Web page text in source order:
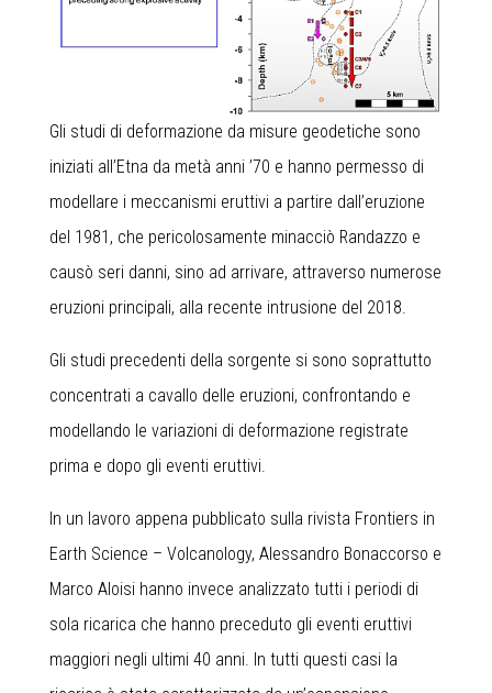
Gli studi di deformazione da misure geodetiche sono
iniziati all’Etna da metà anni ’70 e hanno permesso di
modellare i meccanismi eruttivi a partire dall’eruzione
del 1981, che pericolosamente minacciò Randazzo e
causò seri danni, sino ad arrivare, attraverso numerose
eruzioni principali, alla recente intrusione del 2018.
Gli studi precedenti della sorgente si sono soprattutto
concentrati a cavallo delle eruzioni, confrontando e
modellando le variazioni di deformazione registrate
prima e dopo gli eventi eruttivi.
In un lavoro appena pubblicato sulla rivista Frontiers in
Earth Science – Volcanology, Alessandro Bonaccorso e
Marco Aloisi hanno invece analizzato tutti i periodi di
sola ricarica che hanno preceduto gli eventi eruttivi
maggiori negli ultimi 40 anni. In tutti questi casi la